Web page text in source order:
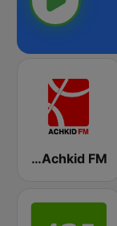
Radio Achkid FMراديوأشكيدإف إم